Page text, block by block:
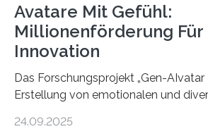
Avatare Mit Gefühl:
Millionenförderung Für
Innovation
Das Forschungsprojekt „Gen-AIvatar
Erstellung von emotionalen und
Förderung in Höhe von rund 2
24.09.2025